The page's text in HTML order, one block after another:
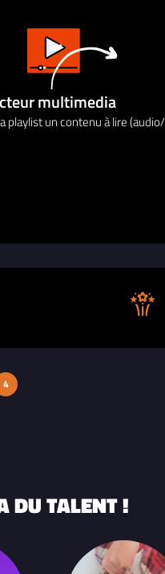
multimedia
playlist un contenu à lire
4
DU TALENT !